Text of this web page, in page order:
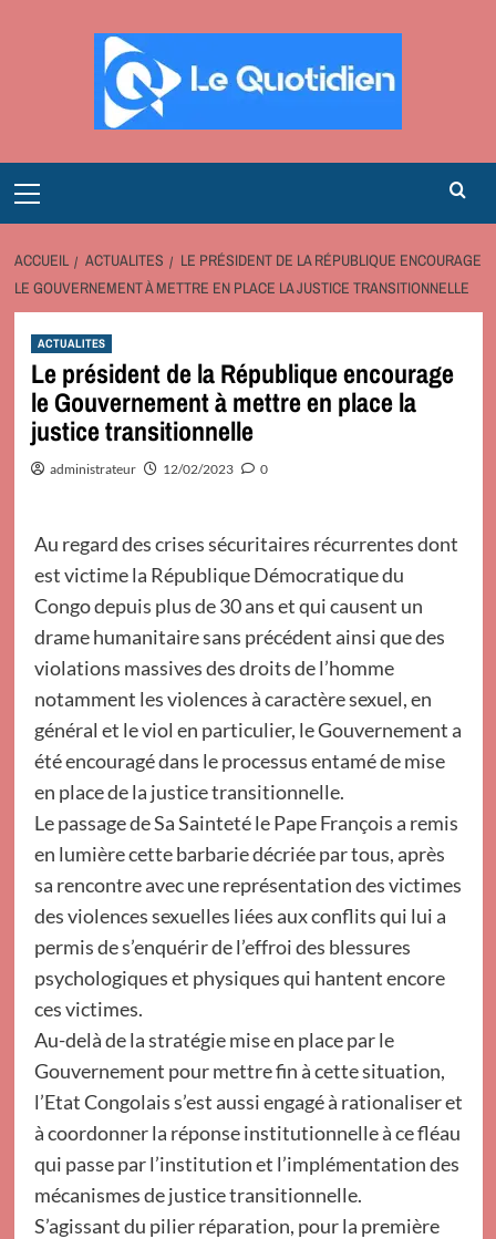
Menu
ACCUEIL ACTUALITES
LE PRÉSIDENT DE LA RÉPUBLIQUE ENCOURAGE
LE GOUVERNEMENT À METTRE EN PLACE LA JUSTICE TRANSITIONNELLE
ACTUALITES
Le président de la République encourage
le Gouvernement à mettre en place la
justice transitionnelle
administrateur 12/02/2023 0
Au regard des crises sécuritaires récurrentes dont
est victime la République Démocratique du
Congo depuis plus de 30 ans et qui causent un
drame humanitaire sans précédent ainsi que des
violations massives des droits de l’homme
notamment les violences à caractère sexuel, en
général et le viol en particulier, le Gouvernement a
été encouragé dans le processus entamé de mise
en place de la justice transitionnelle.
Le passage de Sa Sainteté le Pape François a remis
en lumière cette barbarie décriée par tous, après
sa rencontre avec une représentation des victimes
des violences sexuelles liées aux conflits qui lui a
permis de s’enquérir de l’effroi des blessures
psychologiques et physiques qui hantent encore
ces victimes.
Au-delà de la stratégie mise en place par le
Gouvernement pour mettre fin à cette situation,
l’Etat Congolais s’est aussi engagé à rationaliser et
à coordonner la réponse institutionnelle à ce fléau
qui passe par l’institution et l’implémentation des
mécanismes de justice transitionnelle.
S’agissant du pilier réparation, pour la première